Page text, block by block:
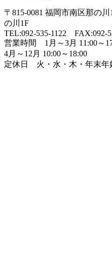
〒815-0081 福岡市南区那の
の川1F
TEL:092-535-1122 FAX:092-
営業時間 1月～3月 11:00～
4月～12月 10:00～18:00
定休日 火・水・木・年末年